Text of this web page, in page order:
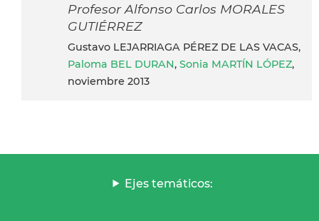
Profesor Alfonso Carlos MORALES
GUTIÉRREZ
Gustavo LEJARRIAGA PÉREZ DE LAS VACAS,
Paloma BEL DURAN, Sonia MARTÍN LÓPEZ,
noviembre 2013
Ejes temáticos: